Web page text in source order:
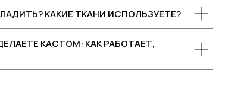
КАКИЕ ТКАНИ ИСПОЛЬЗУЕТЕ?
КАСТОМ: КАК РАБОТАЕТ,